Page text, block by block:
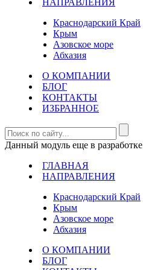
НАПРАВЛЕНИЯ
Краснодарский Край
Крым
Азовское море
Абхазия
О КОМПАНИИ
БЛОГ
КОНТАКТЫ
ИЗБРАННОЕ
Данный модуль еще в разработке
ГЛАВНАЯ
НАПРАВЛЕНИЯ
Краснодарский Край
Крым
Азовское море
Абхазия
О КОМПАНИИ
БЛОГ